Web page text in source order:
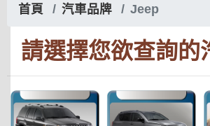
首頁 汽車品牌 Jeep
請選擇您欲查詢的